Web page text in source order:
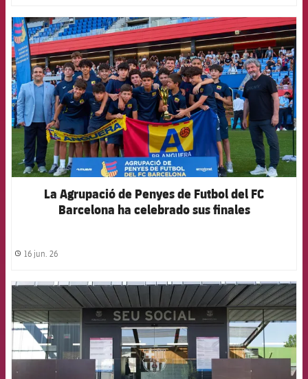
FCB Barcelona badge
La Agrupació de Penyes de Futbol del FC
Barcelona ha celebrado sus finales
label.share.clock
16 jun. 26
FCB Barcelona badge